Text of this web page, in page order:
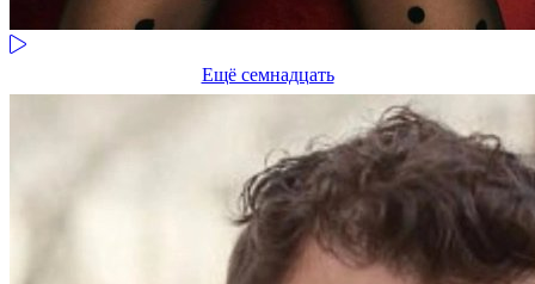
Ещё семнадцать